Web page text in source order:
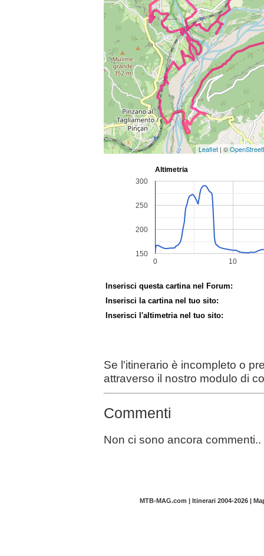
Leaflet | ©
Inserisci questa cartina nel Forum:
Inserisci la cartina nel tuo sito:
Inserisci l'altimetria nel tuo sito:
Se l'itinerario è incompleto o
attraverso il nostro modulo di
Commenti
Non ci sono ancora commenti..
MTB-MAG.com | Itinerari 2004-2026 |